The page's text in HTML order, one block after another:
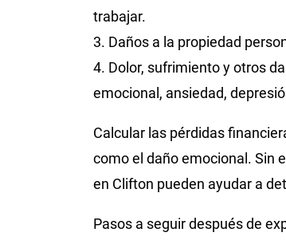
trabajar.
3. Daños a la propiedad
4. Dolor, sufrimiento y otros
emocional, ansiedad,
Calcular las pérdidas
como el daño emocional. Sin
en Clifton pueden ayudar a
Pasos a seguir después de